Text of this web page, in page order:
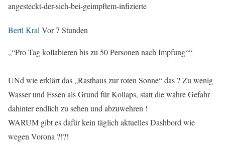
angesteckt-der-sich-bei-geimpftem-infizierte
Bertl Kral Vor 7 Stunden
„“Pro Tag kollabieren bis zu 50 Personen nach Impfung““
UNd wie erklärt das „Rasthaus zur roten Sonne“ das ? Zu wenig
Wasser und Essen als Grund für Kollaps, statt die wahre Gefahr
dahinter endlich zu sehen und abzuwehren !
WARUM gibt es dafür kein täglich aktuelles Dashbord wie
wegen Vorona ?!?!